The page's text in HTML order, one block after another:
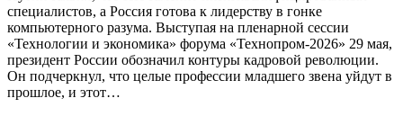
специалистов, а Россия готова к лидерству в гонке
компьютерного разума. Выступая на пленарной сессии
«Технологии и экономика» форума «Технопром-2026» 29 мая,
президент России обозначил контуры кадровой революции.
Он подчеркнул, что целые профессии младшего звена уйдут в
прошлое, и этот…